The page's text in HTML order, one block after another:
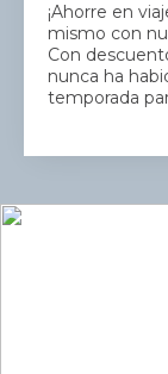
¡Ahorre en
mismo con
Con
nunca ha
temporada